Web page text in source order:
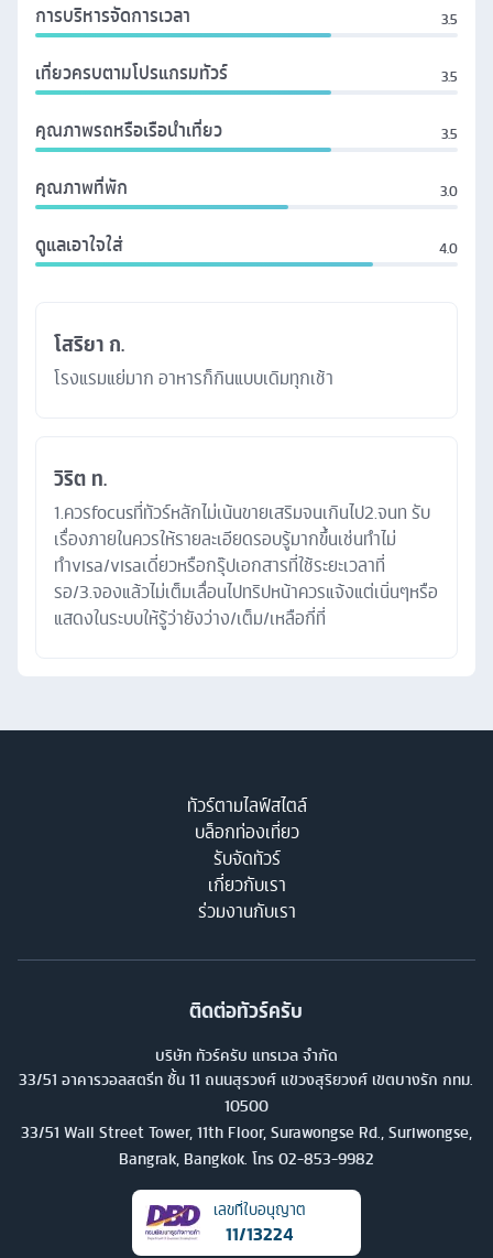
การบริหารจัดการเวลา 3.5
เที่ยวครบตามโปรแกรมทัวร์ 3.5
คุณภาพรถหรือเรือนำเที่ยว 3.5
คุณภาพที่พัก 3.0
ดูแลเอาใจใส่ 4.0
โสริยา ก.
โรงแรมแย่มาก อาหารก็กินแบบเดิมทุกเช้า
วิริต ท.
1.ควรfocusที่ทัวร์หลักไม่เน้นขายเสริมจนเกินไป2.จนท รับ
เรื่องภายในควรให้รายละเอียดรอบรู้มากขึ้นเช่นทำไม่
ทำvisa/visaเดี่ยวหรือกรุ๊ปเอกสารที่ใช้ระยะเวลาที่
รอ/3.จองแล้วไม่เต็มเลื่อนไปทริปหน้าควรแจ้งแต่เนิ่นๆหรือ
แสดงในระบบให้รู้ว่ายังว่าง/เต็ม/เหลือกี่ที่
ทัวร์ตามไลฟ์สไตล์
บล็อกท่องเที่ยว
รับจัดทัวร์
เกี่ยวกับเรา
ร่วมงานกับเรา
ติดต่อทัวร์ครับ
บริษัท ทัวร์ครับ แทรเวล จำกัด
33/51 อาคารวอลสตรีท ชั้น 11 ถนนสุรวงศ์ แขวงสุริยวงศ์ เขตบางรัก กทม.
10500
33/51 Wall Street Tower, 11th Floor, Surawongse Rd., Suriwongse,
Bangrak, Bangkok. โทร 02-853-9982
เลขที่ใบอนุญาต
11/13224